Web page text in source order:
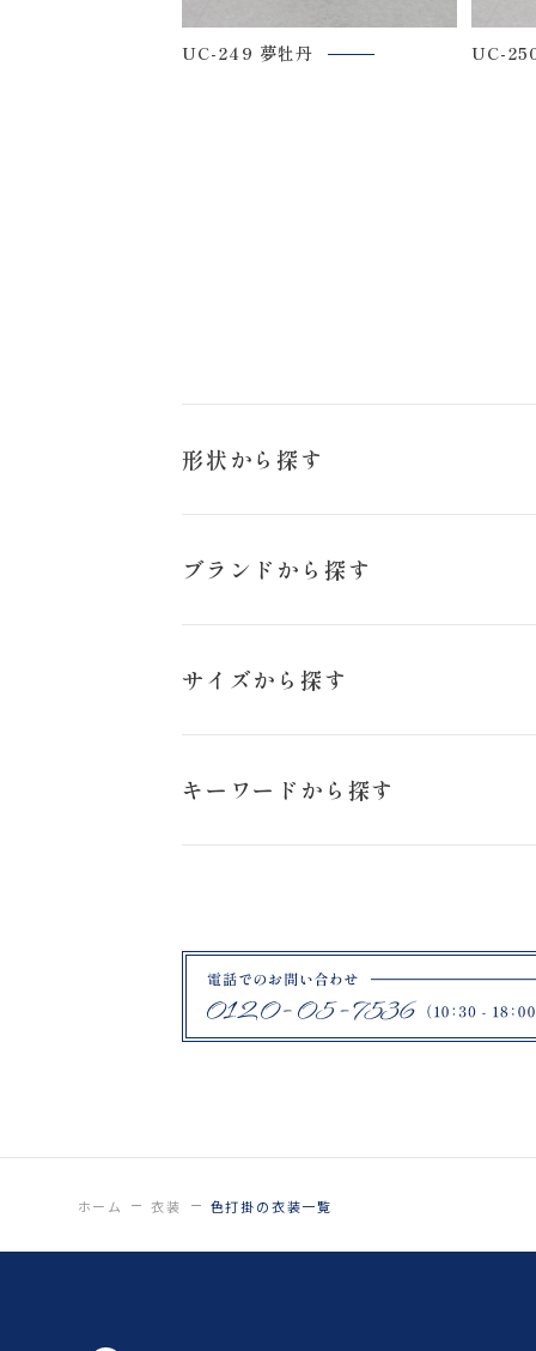
UC-249 夢牡丹 UC-
形状から探す
マーメイド
ブランドから探す
ISAMU MORITA
サイズから探す
15号
キーワードから探す
ホーム 衣装 色打掛の衣装一覧